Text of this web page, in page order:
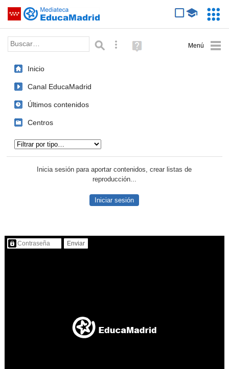
Saltar navegación
Palabra o frase: Búsqueda avanzada
Ayuda
(en
Inicio
Canal EducaMadrid
Últimos contenidos
Centros
Inicia sesión para aportar contenidos, crear listas de
reproducción...
Iniciar sesión
Contenido protegido…